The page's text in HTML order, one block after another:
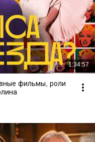
1:34:57
фильмы, роли